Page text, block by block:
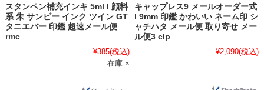
スタンペン補充インキ 5ml l 顔料
系 朱 サンビー インク ツイン GT
タニエバー 印鑑 超速メール便
rmc
¥385(税込)
在庫 ×
キャップレス9 メールオーダー式
l 9mm 印鑑 かわいい ネーム印 シ
ャチハタ メール便 取り寄せ メー
ル便3 clp
¥2,090(税込)